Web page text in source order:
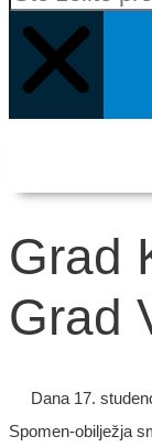
Grad
Grad
Dana 17.
Spomen-obilježja